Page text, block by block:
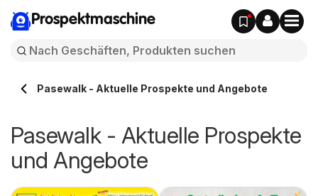
Prospektmaschine
Pasewalk - Aktuelle Prospekte und Angebote
Pasewalk - Aktuelle Prospekte
und Angebote